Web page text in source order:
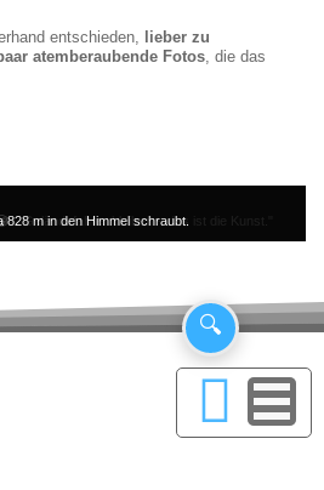
🔍
entschieden,
lieber zu
atemberaubende Fotos, die das
Geländefahrer bleiben – das ist die Kunst."
m in den Himmel schraubt.